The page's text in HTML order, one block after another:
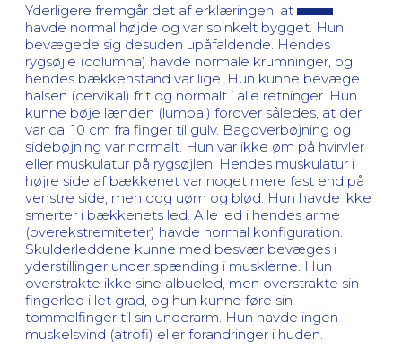
Yderligere fremgår det af erklæringen, at
havde normal højde og var spinkelt bygget. Hun
bevægede sig desuden upåfaldende. Hendes
rygsøjle (columna) havde normale krumninger, og
hendes bækkenstand var lige. Hun kunne bevæge
halsen (cervikal) frit og normalt i alle retninger. Hun
kunne bøje lænden (lumbal) forover således, at der
var ca. 10 cm fra finger til gulv. Bagoverbøjning og
sidebøjning var normalt. Hun var ikke øm på hvirvler
eller muskulatur på rygsøjlen. Hendes muskulatur i
højre side af bækkenet var noget mere fast end på
venstre side, men dog uøm og blød. Hun havde ikke
smerter i bækkenets led. Alle led i hendes arme
(overekstremiteter) havde normal konfiguration.
Skulderleddene kunne med besvær bevæges i
yderstillinger under spænding i musklerne. Hun
overstrakte ikke sine albueled, men overstrakte sin
fingerled i let grad, og hun kunne føre sin
tommelfinger til sin underarm. Hun havde ingen
muskelsvind (atrofi) eller forandringer i huden.